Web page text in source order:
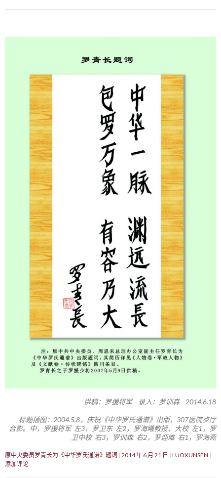
供稿：罗援将军 录入：罗训森 2014.6.18
标题插图：2004.5.8，庆祝《中华罗氏通谱》出版，307医院歺厅
合影。中，罗援将军 左3，罗卫东 左2，罗海曦教授、大校 左1，罗
卫中校 右3，罗训森 右2，罗迎难 右1，罗海燕
原中央委员罗青长为《中华罗氏通谱》题词 2014 年 6 月 21 日
LUOXUNSEN
添加评论